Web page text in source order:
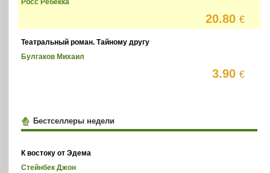
Росс Ребекка
20.80€
Театральный роман. Тайному другу
Булгаков Михаил
3.90€
Бестселлеры недели
К востоку от Эдема
Стейнбек Джон